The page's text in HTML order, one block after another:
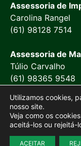
Assessoria de
Carolina Rangel
(61) 98128 7514
Assessoria de
Túlio Carvalho
(61) 98365 9548
Utilizamos cookies,
nosso site.
Veja como os
aceitá-los ou rejeitá-
ACEITAR